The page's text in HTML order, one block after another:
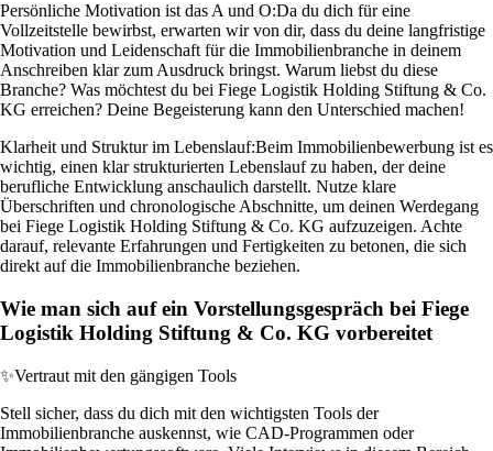
Persönliche Motivation ist das A und O:Da du dich für eine
Vollzeitstelle bewirbst, erwarten wir von dir, dass du deine langfristige
Motivation und Leidenschaft für die Immobilienbranche in deinem
Anschreiben klar zum Ausdruck bringst. Warum liebst du diese
Branche? Was möchtest du bei Fiege Logistik Holding Stiftung & Co.
KG erreichen? Deine Begeisterung kann den Unterschied machen!
Klarheit und Struktur im Lebenslauf:Beim Immobilienbewerbung ist es
wichtig, einen klar strukturierten Lebenslauf zu haben, der deine
berufliche Entwicklung anschaulich darstellt. Nutze klare
Überschriften und chronologische Abschnitte, um deinen Werdegang
bei Fiege Logistik Holding Stiftung & Co. KG aufzuzeigen. Achte
darauf, relevante Erfahrungen und Fertigkeiten zu betonen, die sich
direkt auf die Immobilienbranche beziehen.
Wie man sich auf ein Vorstellungsgespräch bei Fiege
Logistik Holding Stiftung & Co. KG vorbereitet
✨Vertraut mit den gängigen Tools
Stell sicher, dass du dich mit den wichtigsten Tools der
Immobilienbranche auskennst, wie CAD-Programmen oder